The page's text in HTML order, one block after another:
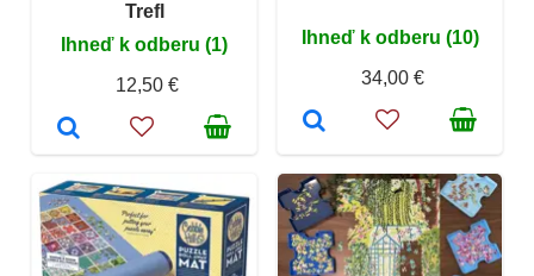
Trefl
Ihneď k odberu (1)
12,50 €
Ihneď k odberu (10)
34,00 €